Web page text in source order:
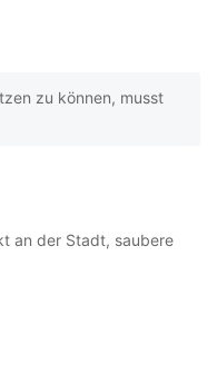
zu können, musst
an der Stadt, saubere